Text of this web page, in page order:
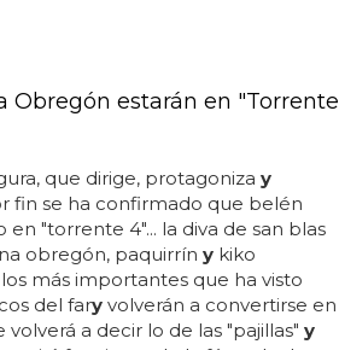
Obregón estarán en "Torrente
que dirige, protagoniza y
fin se ha confirmado que belén
"torrente 4"... la diva de san blas
obregón, paquirrín ykiko
más importantes que ha visto
del faryvolverán a convertirse en
a decir lo de las "pajillas" y